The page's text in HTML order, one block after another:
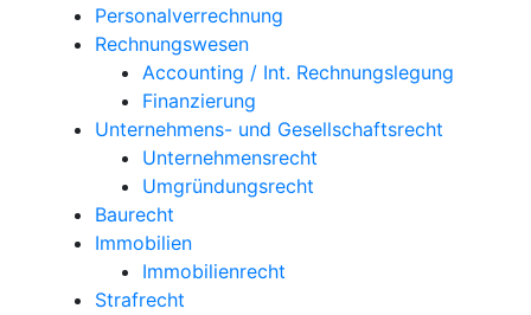
Personalverrechnung
Rechnungswesen
Accounting / Int. Rechnungslegung
Finanzierung
Unternehmens- und Gesellschaftsrecht
Unternehmensrecht
Umgründungsrecht
Baurecht
Immobilien
Immobilienrecht
Strafrecht